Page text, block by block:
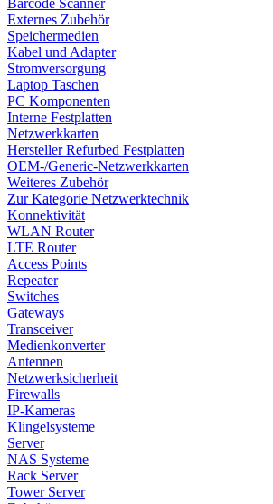
Barcode Scanner
Externes Zubehör
Speichermedien
Kabel und Adapter
Stromversorgung
Laptop Taschen
PC Komponenten
Interne Festplatten
Netzwerkkarten
Hersteller Refurbed Festplatten
OEM-/Generic-Netzwerkkarten
Weiteres Zubehör
Zur Kategorie Netzwerktechnik
Konnektivität
WLAN Router
LTE Router
Access Points
Repeater
Switches
Gateways
Transceiver
Medienkonverter
Antennen
Netzwerksicherheit
Firewalls
IP-Kameras
Klingelsysteme
Server
NAS Systeme
Rack Server
Tower Server